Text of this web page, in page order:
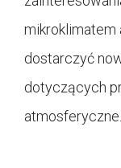
mikroklimatem
dostarczyć
dotyczących
atmosferyczne.